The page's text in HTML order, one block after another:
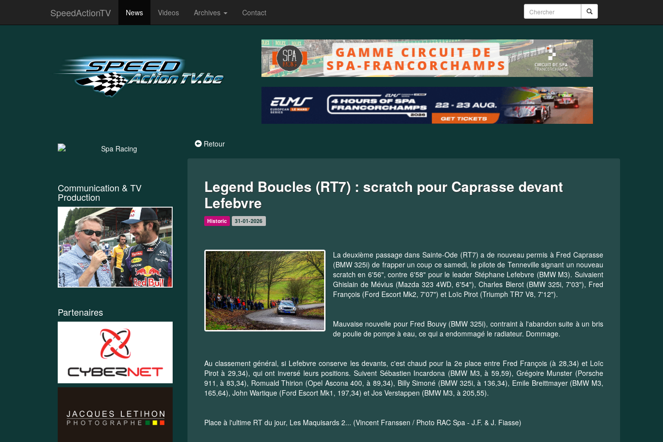
SpeedActionTV News Videos Archives Contact
Retour
Legend Boucles (RT7) : scratch pour Caprasse devant
Lefebvre
Historic 31-01-2026
La deuxième passage dans Sainte-Ode (RT7) a de nouveau permis à Fred Caprasse
(BMW 325i) de frapper un coup ce samedi, le pilote de Tenneville signant un nouveau
scratch en 6'56", contre 6'58" pour le leader Stéphane Lefebvre (BMW M3). Suivaient
Ghislain de Mévius (Mazda 323 4WD, 6'54"), Charles Blerot (BMW 325i, 7'03"), Fred
François (Ford Escort Mk2, 7'07") et Loïc Pirot (Triumph TR7 V8, 7'12").
Mauvaise nouvelle pour Fred Bouvy (BMW 325i), contraint à l'abandon suite à un bris
de poulie de pompe à eau, ce qui a endommagé le radiateur. Dommage.
Au classement général, si Lefebvre conserve les devants, c'est chaud pour la 2e place entre Fred François (à 28,34) et Loïc
Pirot à 29,34), qui ont inversé leurs positions. Suivent Sébastien Incardona (BMW M3, à 59,59), Grégoire Munster (Porsche
911, à 83,34), Romuald Thirion (Opel Ascona 400, à 89,34), Billy Simoné (BMW 325i, à 136,34), Emile Breittmayer (BMW M3,
165,64), John Wartique (Ford Escort Mk1, 197,34) et Jos Verstappen (BMW M3, à 205,55).
Place à l'ultime RT du jour, Les Maquisards 2... (Vincent Franssen / Photo RAC Spa - J.F. & J. Fiasse)
Communication & TV
Production
Partenaires